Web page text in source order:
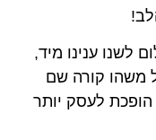
לשנו ענינו מיד,
משהו קורה שם
לעסק יותר